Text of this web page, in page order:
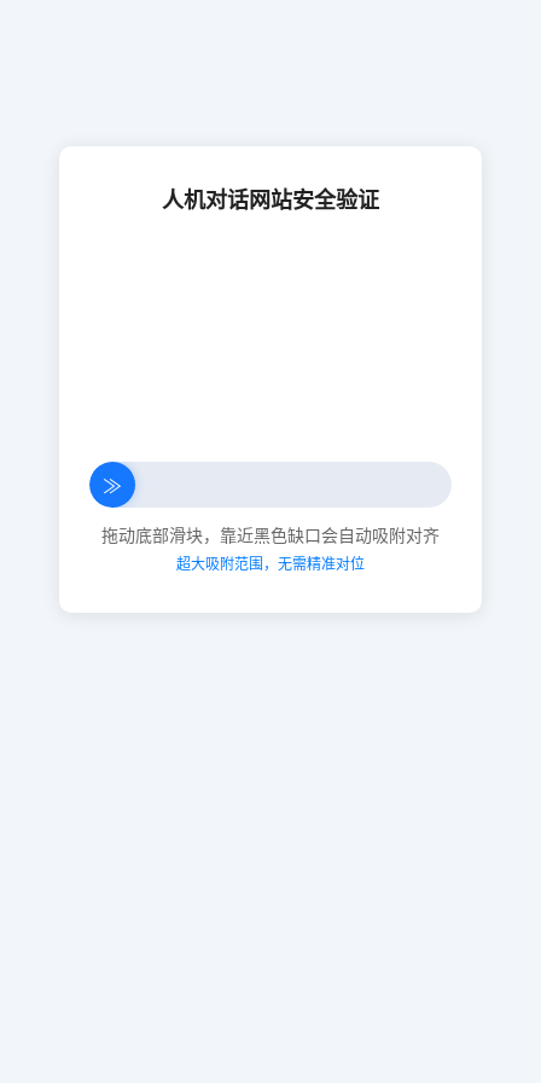
人机对话网站安全验证
≫
拖动底部滑块，靠近黑色缺口会自动吸附对齐
超大吸附范围，无需精准对位